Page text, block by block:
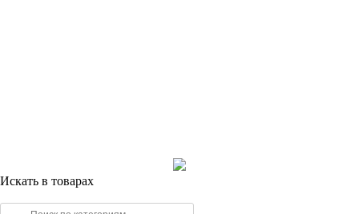
Искать в товарах